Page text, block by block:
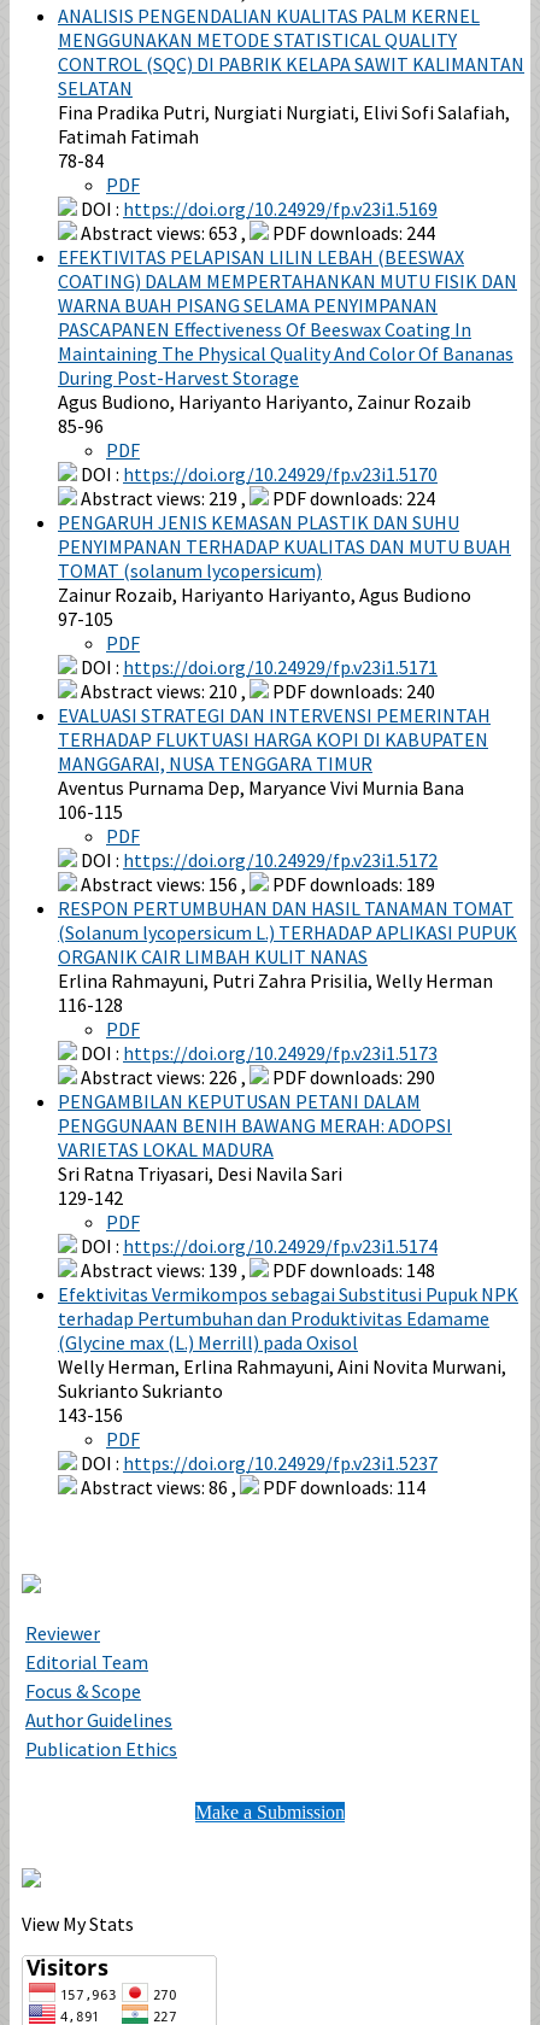
ANALISIS PENGENDALIAN KUALITAS PALM KERNEL
MENGGUNAKAN METODE STATISTICAL QUALITY
CONTROL (SQC) DI PABRIK KELAPA SAWIT KALIMANTAN
SELATAN
Fina Pradika Putri, Nurgiati Nurgiati, Elivi Sofi Salafiah,
Fatimah Fatimah
78-84
PDF
DOI : https://doi.org/10.24929/fp.v23i1.5169
Abstract views: 653 ,
PDF downloads: 244
EFEKTIVITAS PELAPISAN LILIN LEBAH (BEESWAX
COATING) DALAM MEMPERTAHANKAN MUTU FISIK DAN
WARNA BUAH PISANG SELAMA PENYIMPANAN
PASCAPANEN Effectiveness Of Beeswax Coating In
Maintaining The Physical Quality And Color Of Bananas
During Post-Harvest Storage
Agus Budiono, Hariyanto Hariyanto, Zainur Rozaib
85-96
PDF
DOI : https://doi.org/10.24929/fp.v23i1.5170
Abstract views: 219 ,
PDF downloads: 224
PENGARUH JENIS KEMASAN PLASTIK DAN SUHU
PENYIMPANAN TERHADAP KUALITAS DAN MUTU BUAH
TOMAT (solanum lycopersicum)
Zainur Rozaib, Hariyanto Hariyanto, Agus Budiono
97-105
PDF
DOI : https://doi.org/10.24929/fp.v23i1.5171
Abstract views: 210 ,
PDF downloads: 240
EVALUASI STRATEGI DAN INTERVENSI PEMERINTAH
TERHADAP FLUKTUASI HARGA KOPI DI KABUPATEN
MANGGARAI, NUSA TENGGARA TIMUR
Aventus Purnama Dep, Maryance Vivi Murnia Bana
106-115
PDF
DOI : https://doi.org/10.24929/fp.v23i1.5172
Abstract views: 156 ,
PDF downloads: 189
RESPON PERTUMBUHAN DAN HASIL TANAMAN TOMAT
(Solanum lycopersicum L.) TERHADAP APLIKASI PUPUK
ORGANIK CAIR LIMBAH KULIT NANAS
Erlina Rahmayuni, Putri Zahra Prisilia, Welly Herman
116-128
PDF
DOI : https://doi.org/10.24929/fp.v23i1.5173
Abstract views: 226 ,
PDF downloads: 290
PENGAMBILAN KEPUTUSAN PETANI DALAM
PENGGUNAAN BENIH BAWANG MERAH: ADOPSI
VARIETAS LOKAL MADURA
Sri Ratna Triyasari, Desi Navila Sari
129-142
PDF
DOI : https://doi.org/10.24929/fp.v23i1.5174
Abstract views: 139 ,
PDF downloads: 148
Efektivitas Vermikompos sebagai Substitusi Pupuk NPK
terhadap Pertumbuhan dan Produktivitas Edamame
(Glycine max (L.) Merrill) pada Oxisol
Welly Herman, Erlina Rahmayuni, Aini Novita Murwani,
Sukrianto Sukrianto
143-156
PDF
DOI : https://doi.org/10.24929/fp.v23i1.5237
Abstract views: 86 ,
PDF downloads: 114
Reviewer
Editorial Team
Focus & Scope
Author Guidelines
Publication Ethics
Make a Submission
View My Stats